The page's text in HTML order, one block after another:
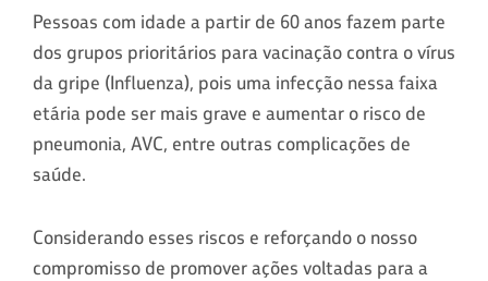
Pessoas com idade a partir de 60 anos fazem parte
dos grupos prioritários para vacinação contra o vírus
da gripe (Influenza), pois uma infecção nessa faixa
etária pode ser mais grave e aumentar o risco de
pneumonia, AVC, entre outras complicações de
saúde.
Considerando esses riscos e reforçando o nosso
compromisso de promover ações voltadas para a